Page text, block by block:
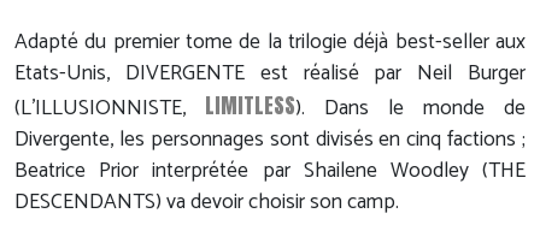
Adapté du premier tome de la trilogie déjà best-seller aux
Etats-Unis, DIVERGENTE est réalisé par Neil Burger
(L’ILLUSIONNISTE, LIMITLESS). Dans le monde de
Divergente, les personnages sont divisés en cinq factions ;
Beatrice Prior interprétée par Shailene Woodley (THE
DESCENDANTS) va devoir choisir son camp.